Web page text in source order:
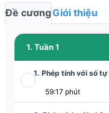
Đề cươngGiới thiệu
1. Tuần 1
1. Phép tính với số tự
59:17 phút